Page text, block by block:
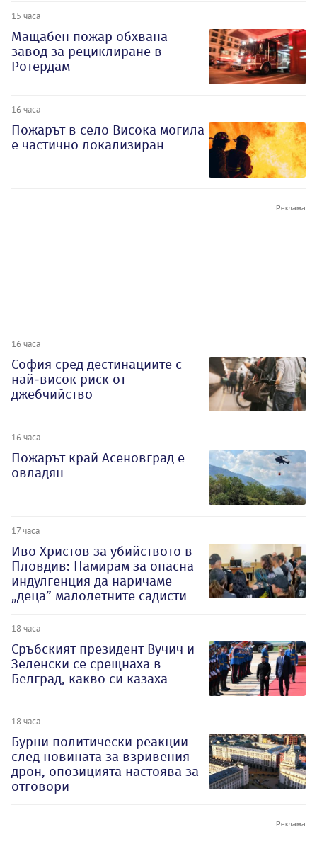
15 часа
Мащабен пожар обхвана
завод за рециклиране в
Ротердам
16 часа
Пожарът в село Висока могила
е частично локализиран
16 часа
София сред дестинациите с
най-висок риск от
джебчийство
16 часа
Пожарът край Асеновград е
овладян
17 часа
Иво Христов за убийството в
Пловдив: Намирам за опасна
индулгенция да наричаме
„деца” малолетните садисти
18 часа
Сръбският президент Вучич и
Зеленски се срещнаха в
Белград, какво си казаха
18 часа
Бурни политически реакции
след новината за взривения
дрон, опозицията настоява за
отговори